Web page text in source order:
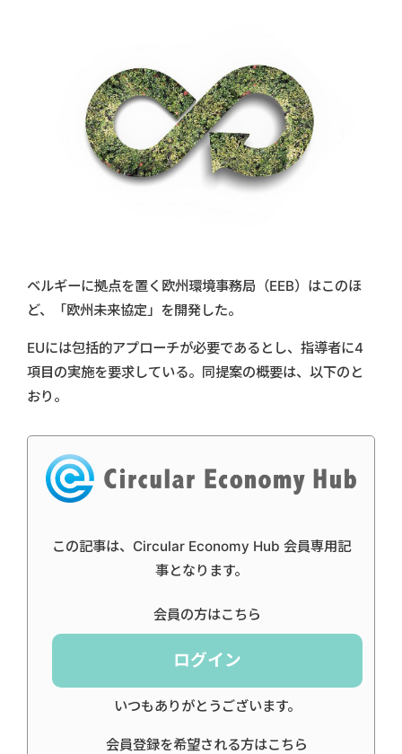
ベルギーに拠点を置く欧州環境事務局（EEB）はこのほ
ど、「欧州未来協定」を開発した。
EUには包括的アプローチが必要であるとし、指導者に4
項目の実施を要求している。同提案の概要は、以下のと
おり。
この記事は、Circular Economy Hub 会員専用記
事となります。
会員の方はこちら
ログイン
いつもありがとうございます。
会員登録を希望される方はこちら